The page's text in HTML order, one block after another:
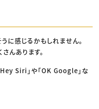
に感じるかもしれません。
んあります。
Hey Siri」や「OK Google」な